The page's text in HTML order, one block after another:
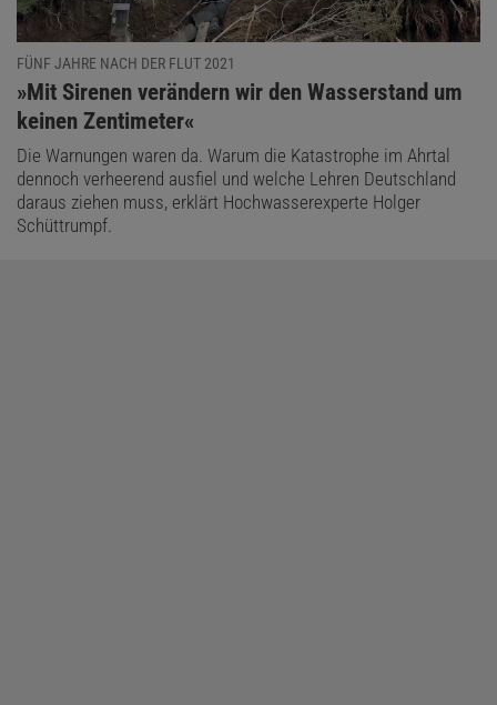
FÜNF JAHRE NACH DER FLUT 2021
:
»Mit Sirenen verändern wir den Wasserstand um
keinen Zentimeter«
Die Warnungen waren da. Warum die Katastrophe im Ahrtal
dennoch verheerend ausfiel und welche Lehren Deutschland
daraus ziehen muss, erklärt Hochwasserexperte Holger
Schüttrumpf.